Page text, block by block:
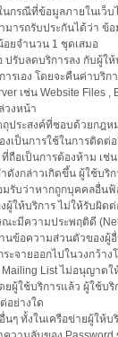
กรณีที่ข้อมูลภายในเว็
มารถรับประกันได้ว่า
ยจำนวน 1 ชุดเสมอ
ปรับลดบริการลง กับผู้
ารเอง โดยจะคืนค่าบริ
เช่น Website Files
วงหน้า
ถุประสงค์ที่ชอบด้วยกฎ
เป็นการใช้ในการติด
ถือเป็นการต้องห้าม เ
งกล่าวเกิดขึ้น ผู้ใช้บริ
รับว่าหากถูกบุคคลอื่น
ผู้ให้บริการ ไม่ให้รับผิ
ะมีความประพฤติดี
นข้อความส่วนตัวของ
ะจายออกไปในวงกว้
List ไม่อนุญาต
ผู้ใช้บริการแล้ว ผู้ใช้บ
อย่างใด
ๆ ทั้งในเครือข่ายผู้ให้